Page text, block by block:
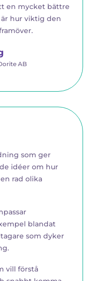
en mycket bättre
är hur viktig den
AB
som ger
idéer om hur
rad olika
blandat
som dyker
vill förstå